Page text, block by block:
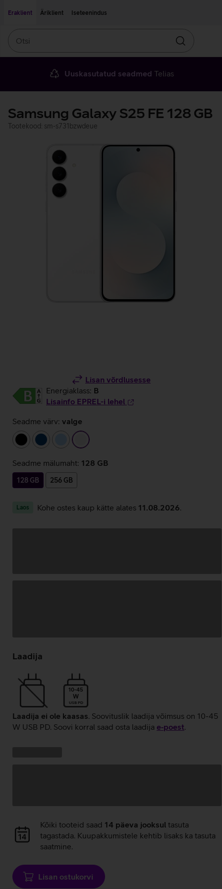
Eraklient
Äriklient Iseteenindus
Otsin
Uuskasutatud seadmed Telias
Samsung Galaxy S25 FE 128 GB
Tootekood: sm-s731bzwdeue
Lisan võrdlusesse
Energiaklass: B
Lisainfo EPREL-i lehel
Seadme värv: valge
must
tumesininehelesinine
valge
Seadme mälumaht: 128 GB
128 GB 256 GB
Laos Kohe ostes kaup kätte alates 11.08.2026
laadimine
Laadija
10-45
W
USB PD
Laadija ei ole kaasas. Soovituslik laadija võimsus on 10-45
W USB PD. Soovi korral saad osta laadija e‑poest.
Andmete
laadimine
Kõiki tooteid saad 14 päeva jooksul tasuta
tagastada. Kuupakkumistele kehtib lisaks ka tasuta
saatmine.
Lisan ostukorvi